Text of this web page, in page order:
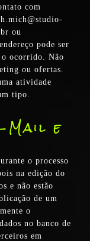
com
ou
pode ser
ocorrido. Não
ou ofertas.
atividade
tipo.
Mail e
o processo
na edição do
e não estão
de um
o
no banco de
em